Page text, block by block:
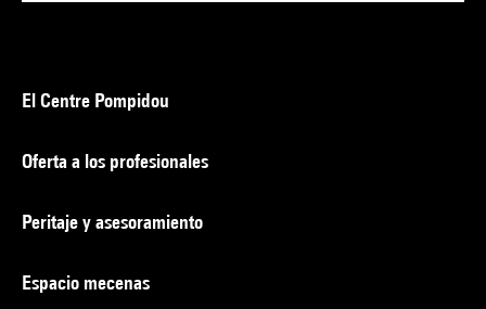
El Centre Pompidou
Oferta a los profesionales
Peritaje y asesoramiento
Espacio mecenas